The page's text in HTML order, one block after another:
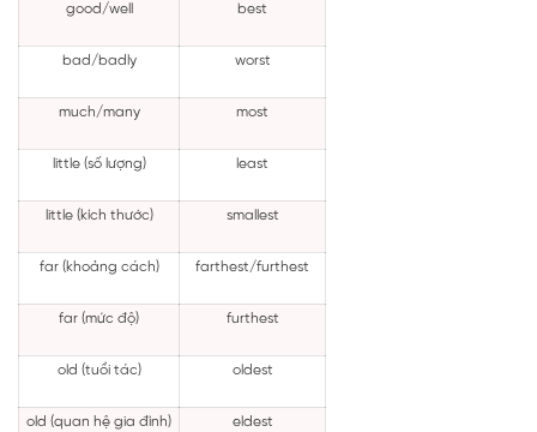
good/well best
bad/badly worst
much/many most
little (số lượng) least
little (kích thước) smallest
far (khoảng cách) farthest/furthest
far (mức độ) furthest
old (tuổi tác) oldest
old (quan hệ gia đình) eldest